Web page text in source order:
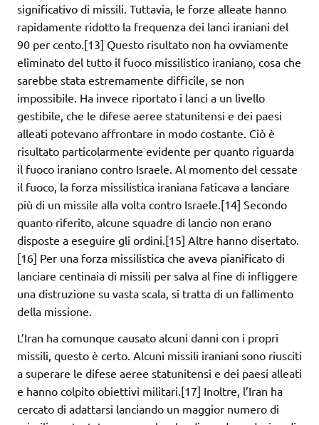
significativo di missili. Tuttavia, le forze alleate hanno
rapidamente ridotto la frequenza dei lanci iraniani del
90 per cento.[13] Questo risultato non ha ovviamente
eliminato del tutto il fuoco missilistico iraniano, cosa che
sarebbe stata estremamente difficile, se non
impossibile. Ha invece riportato i lanci a un livello
gestibile, che le difese aeree statunitensi e dei paesi
alleati potevano affrontare in modo costante. Ciò è
risultato particolarmente evidente per quanto riguarda
il fuoco iraniano contro Israele. Al momento del cessate
il fuoco, la forza missilistica iraniana faticava a lanciare
più di un missile alla volta contro Israele.[14] Secondo
quanto riferito, alcune squadre di lancio non erano
disposte a eseguire gli ordini.[15] Altre hanno disertato.
[16] Per una forza missilistica che aveva pianificato di
lanciare centinaia di missili per salva al fine di infliggere
una distruzione su vasta scala, si tratta di un fallimento
della missione.
L’Iran ha comunque causato alcuni danni con i propri
missili, questo è certo. Alcuni missili iraniani sono riusciti
a superare le difese aeree statunitensi e dei paesi alleati
e hanno colpito obiettivi militari.[17] Inoltre, l’Iran ha
cercato di adattarsi lanciando un maggior numero di